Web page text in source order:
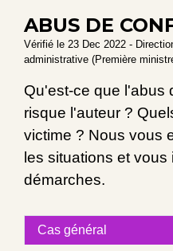
ABUS DE
Vérifié le 23 Dec 2022 -
administrative (Première
Qu'est-ce que l'abus
risque l'auteur ?
victime ? Nous vous
les situations et vous
démarches.
Cas général